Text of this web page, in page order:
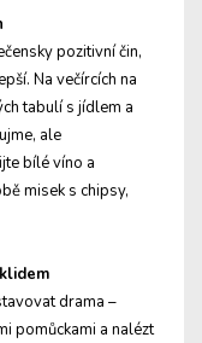
pozitivní čin,
Na večírcích na
tabulí s jídlem a
ale
bílé víno a
misek s chipsy,
drama –
pomůckami a nalézt